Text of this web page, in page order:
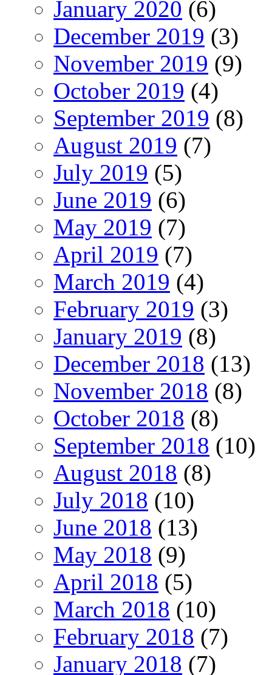
January 2020 (6)
December 2019 (3)
November 2019 (9)
October 2019 (4)
September 2019 (8)
August 2019 (7)
July 2019 (5)
June 2019 (6)
May 2019 (7)
April 2019 (7)
March 2019 (4)
February 2019 (3)
January 2019 (8)
December 2018 (13)
November 2018 (8)
October 2018 (8)
September 2018 (10)
August 2018 (8)
July 2018 (10)
June 2018 (13)
May 2018 (9)
April 2018 (5)
March 2018 (10)
February 2018 (7)
January 2018 (7)